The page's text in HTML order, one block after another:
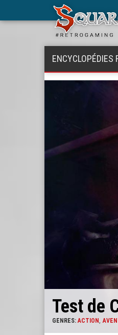
ENCYCLOPÉDIES
Test de
GENRES: ACTION